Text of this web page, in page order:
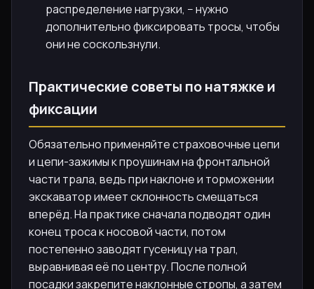
распределение нагрузки, − нужно
дополнительно фиксировать тросы, чтобы
они не соскользнули.
Практические советы по натяжке и
фиксации
Обязательно применяйте страховочные цепи
и цепи-зажимы к проушинам на фронтальной
части трала, ведь при наклоне и торможении
экскаватор имеет склонность смещаться
вперёд. На практике сначала подводят один
конец троса к носовой части, потом
постепенно заводят гусеницу на трал,
выравнивая её по центру. После полной
посадки закрепите наклонные стропы, а затем